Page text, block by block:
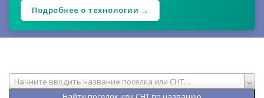
Подробнее о технологии →
Начните вводить название поселка или СНТ…